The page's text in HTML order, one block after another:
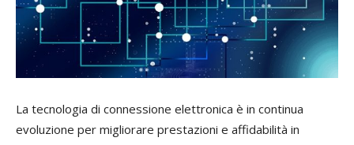
La tecnologia di connessione elettronica è in continua
evoluzione per migliorare prestazioni e affidabilità in